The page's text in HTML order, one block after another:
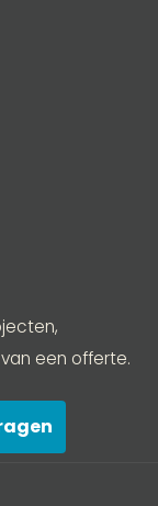
een offerte.